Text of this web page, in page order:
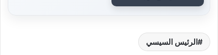
الرئيس السيسي